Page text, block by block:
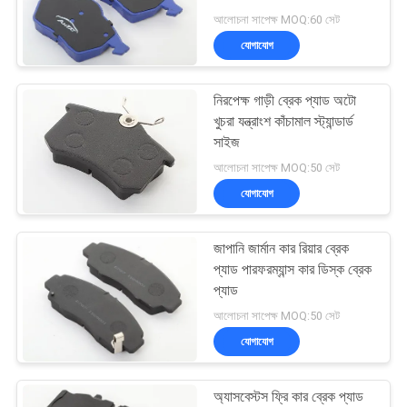
POLICY
বোনা ব্রেক আস্তরণের
উপাদান
32
শিল্প ব্রেক আস্তরণ
আলোচনা সাপেক্ষ MOQ:60 সেট
যোগাযোগ
নিরপেক্ষ গাড়ী ব্রেক প্যাড অটো
খুচরা যন্ত্রাংশ কাঁচামাল স্ট্যান্ডার্ড
সাইজ
আলোচনা সাপেক্ষ MOQ:50 সেট
যোগাযোগ
জাপানি জার্মান কার রিয়ার ব্রেক
প্যাড পারফরম্যান্স কার ডিস্ক ব্রেক
প্যাড
আলোচনা সাপেক্ষ MOQ:50 সেট
যোগাযোগ
অ্যাসবেস্টস ফ্রি কার ব্রেক প্যাড